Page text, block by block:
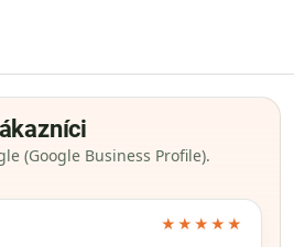
(Google Business Profile).
★★★★★